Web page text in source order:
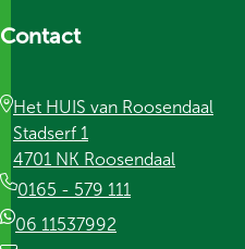
Contact
Het HUIS van Roosendaal
Stadserf 1
4701 NK Roosendaal
0165 - 579 111
06 11537992